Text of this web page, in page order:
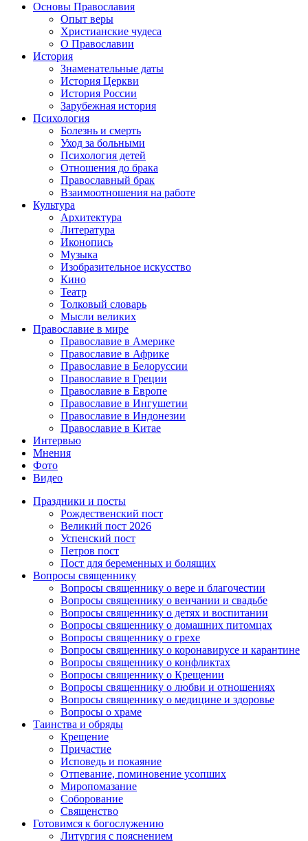
Основы Православия
Опыт веры
Христианские чудеса
О Православии
История
Знаменательные даты
История Церкви
История России
Зарубежная история
Психология
Болезнь и смерть
Уход за больными
Психология детей
Отношения до брака
Православный брак
Взаимоотношения на работе
Культура
Архитектура
Литература
Иконопись
Музыка
Изобразительное искусство
Кино
Театр
Толковый словарь
Мысли великих
Православие в мире
Православие в Америке
Православие в Африке
Православие в Белоруссии
Православие в Греции
Православие в Европе
Православие в Ингушетии
Православие в Индонезии
Православие в Китае
Интервью
Мнения
Фото
Видео
Праздники и посты
Рождественский пост
Великий пост 2026
Успенский пост
Петров пост
Пост для беременных и болящих
Вопросы священнику
Вопросы священнику о вере и благочестии
Вопросы священнику о венчании и свадьбе
Вопросы священнику о детях и воспитании
Вопросы священнику о домашних питомцах
Вопросы священнику о грехе
Вопросы священнику о коронавирусе и карантине
Вопросы священнику о конфликтах
Вопросы священнику о Крещении
Вопросы священнику о любви и отношениях
Вопросы священнику о медицине и здоровье
Вопросы о храме
Таинства и обряды
Крещение
Причастие
Исповедь и покаяние
Отпевание, поминовение усопших
Миропомазание
Соборование
Священство
Готовимся к богослужению
Литургия с пояснением